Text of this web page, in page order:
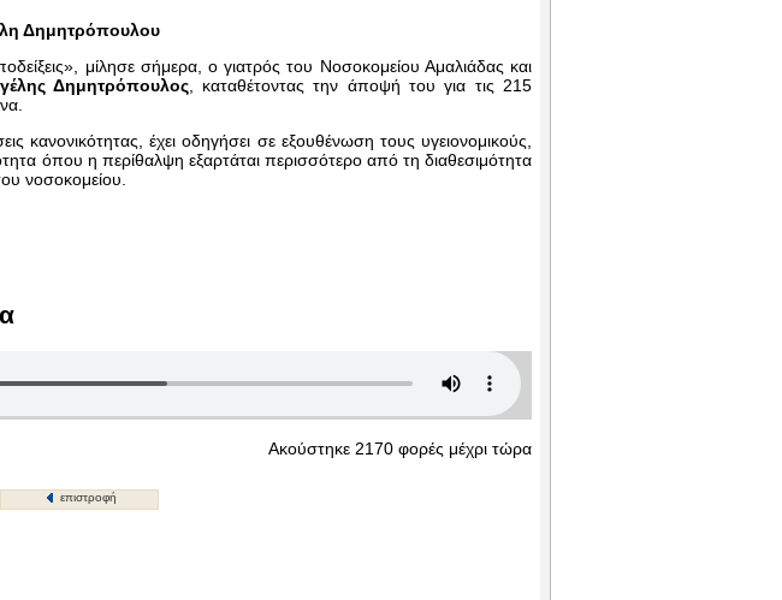
Δημητρόπουλου
μίλησε σήμερα, ο γιατρός του Νοσοκομείου Αμαλιάδας και
Δημητρόπουλος, καταθέτοντας την άποψή του για τις 215
κανονικότητας, έχει οδηγήσει σε εξουθένωση τους υγειονομικούς,
όπου η περίθαλψη εξαρτάται περισσότερο από τη διαθεσιμότητα
νοσοκομείου.
Ακούστηκε 2170 φορές μέχρι τώρα
επιστροφή